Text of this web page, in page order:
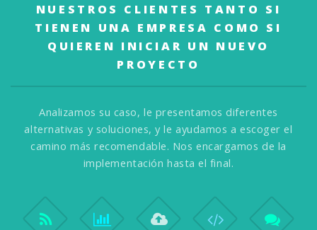
NUESTROS CLIENTES TANTO SI
TIENEN UNA EMPRESA COMO SI
QUIEREN INICIAR UN NUEVO
PROYECTO
Analizamos su caso, le presentamos diferentes
alternativas y soluciones, y le ayudamos a escoger el
camino más recomendable. Nos encargamos de la
implementación hasta el final.